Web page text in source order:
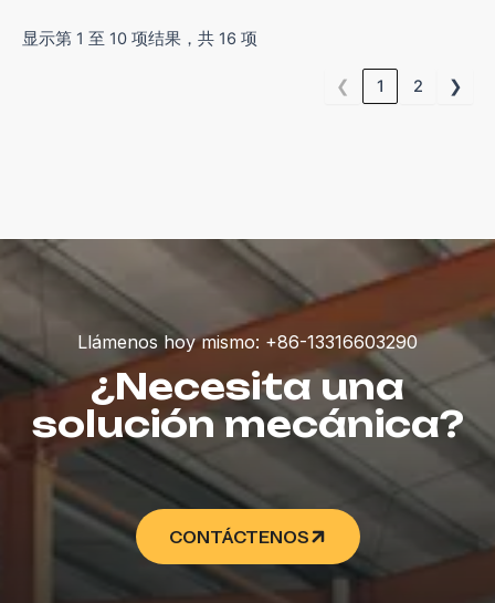
显示第 1 至 10 项结果，共 16 项
❮ 1 2 ❯
Llámenos hoy mismo: +86-13316603290
¿Necesita una
solución mecánica?
CONTÁCTENOS